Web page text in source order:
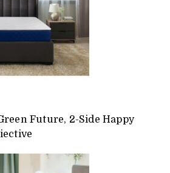
Future, 2-Side Happy